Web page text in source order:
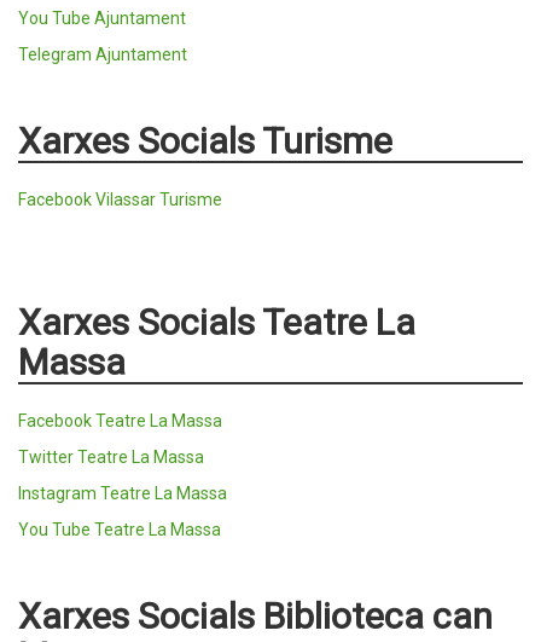
You Tube Ajuntament
Telegram Ajuntament
Xarxes Socials Turisme
Facebook Vilassar Turisme
Xarxes Socials Teatre La
Massa
Facebook Teatre La Massa
Twitter Teatre La Massa
Instagram Teatre La Massa
You Tube Teatre La Massa
Xarxes Socials Biblioteca can